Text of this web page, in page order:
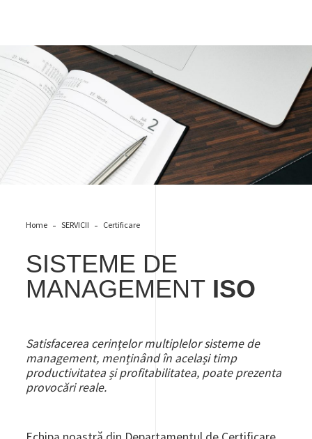
Sisteme de management ISO
Home SERVICII Certificare
SISTEME DE
MANAGEMENT ISO
Satisfacerea cerințelor multiplelor sisteme de
management, menținând în același timp
productivitatea și profitabilitatea, poate prezenta
provocări reale.